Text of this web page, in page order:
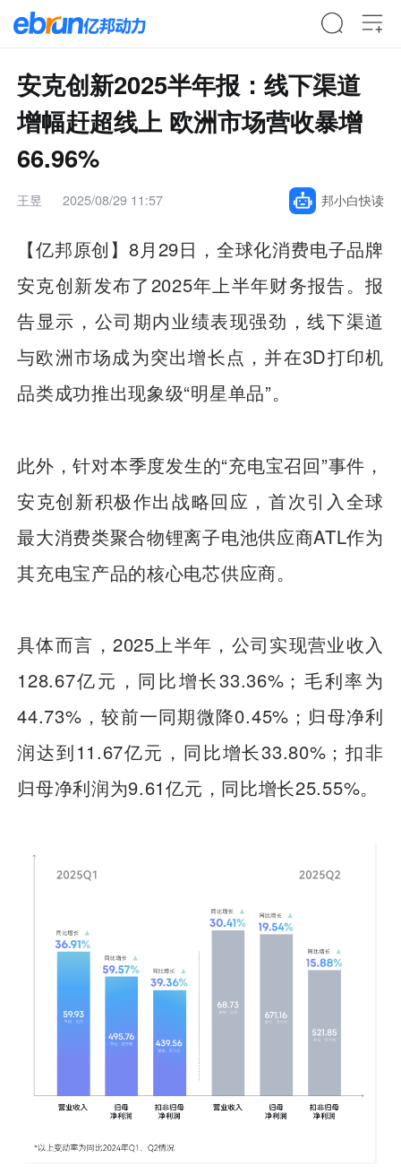
安克创新2025半年报：线下渠道
增幅赶超线上 欧洲市场营收暴增
66.96%
王昱 2025/08/29 11:57 邦小白快读
【亿邦原创】8月29日，全球化消费电子品牌
安克创新发布了2025年上半年财务报告。报
告显示，公司期内业绩表现强劲，线下渠道
与欧洲市场成为突出增长点，并在3D打印机
品类成功推出现象级“明星单品”。
此外，针对本季度发生的“充电宝召回”事件，
安克创新积极作出战略回应，首次引入全球
最大消费类聚合物锂离子电池供应商ATL作为
其充电宝产品的核心电芯供应商。
具体而言，2025上半年，公司实现营业收入
128.67亿元，同比增长33.36%；毛利率为
44.73%，较前一同期微降0.45%；归母净利
润达到11.67亿元，同比增长33.80%；扣非
归母净利润为9.61亿元，同比增长25.55%。